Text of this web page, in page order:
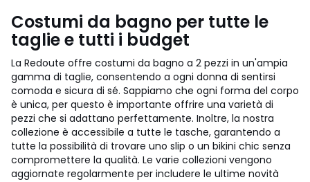
Costumi da bagno per tutte le
taglie e tutti i budget
La Redoute offre costumi da bagno a 2 pezzi in un'ampia
gamma di taglie, consentendo a ogni donna di sentirsi
comoda e sicura di sé. Sappiamo che ogni forma del corpo
è unica, per questo è importante offrire una varietà di
pezzi che si adattano perfettamente. Inoltre, la nostra
collezione è accessibile a tutte le tasche, garantendo a
tutte la possibilità di trovare uno slip o un bikini chic senza
compromettere la qualità. Le varie collezioni vengono
aggiornate regolarmente per includere le ultime novità